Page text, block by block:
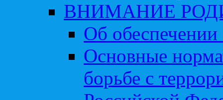
ВНИМАНИЕ
Об обеспечении
Основные
борьбе с